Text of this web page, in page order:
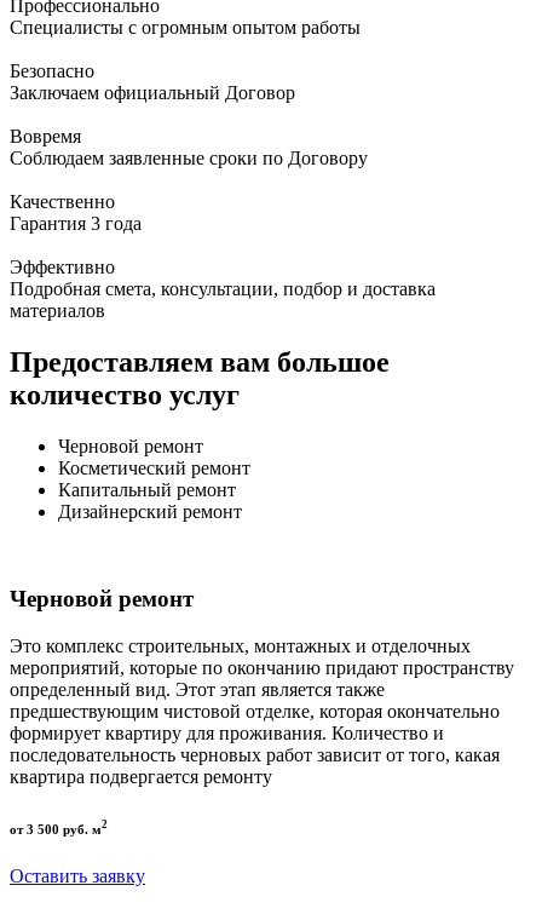
Профессионально
Специалисты с огромным опытом работы
Безопасно
Заключаем официальный Договор
Вовремя
Соблюдаем заявленные сроки по Договору
Качественно
Гарантия 3 года
Эффективно
Подробная смета, консультации, подбор и доставка
материалов
Предоставляем вам большое
количество услуг
Черновой ремонт
Косметический ремонт
Капитальный ремонт
Дизайнерский ремонт
Черновой ремонт
Это комплекс строительных, монтажных и отделочных
мероприятий, которые по окончанию придают пространству
определенный вид. Этот этап является также
предшествующим чистовой отделке, которая окончательно
формирует квартиру для проживания. Количество и
последовательность черновых работ зависит от того, какая
квартира подвергается ремонту
от 3 500 руб. м2
Оставить заявку